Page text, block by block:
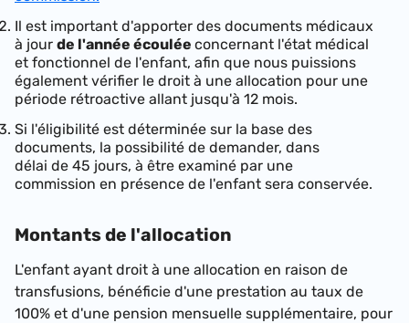
Il est important d'apporter des documents médicaux
à jour de l'année écoulée concernant l'état médical
et fonctionnel de l'enfant, afin que nous puissions
également vérifier le droit à une allocation pour une
période rétroactive allant jusqu'à 12 mois.
Si l'éligibilité est déterminée sur la base des
documents, la possibilité de demander, dans
délai de 45 jours, à être examiné par une
commission en présence de l'enfant sera conservée.
Montants de l'allocation
L'enfant ayant droit à une allocation en raison de
transfusions, bénéficie d'une prestation au taux de
100% et d'une pension mensuelle supplémentaire, pour